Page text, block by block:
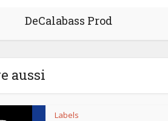
DeCalabass Prod
aussi
Labels